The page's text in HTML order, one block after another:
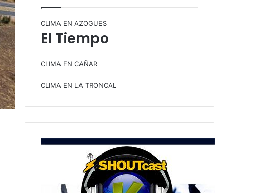
CLIMA EN AZOGUES
El Tiempo
CLIMA EN CAÑAR
CLIMA EN LA TRONCAL